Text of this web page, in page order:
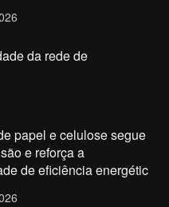
da rede de
papel e celulose segue
e reforça a
de eficiência energétic